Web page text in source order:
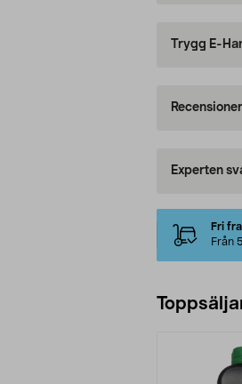
Trygg E-
Recensioner
Experten
Fri
Från